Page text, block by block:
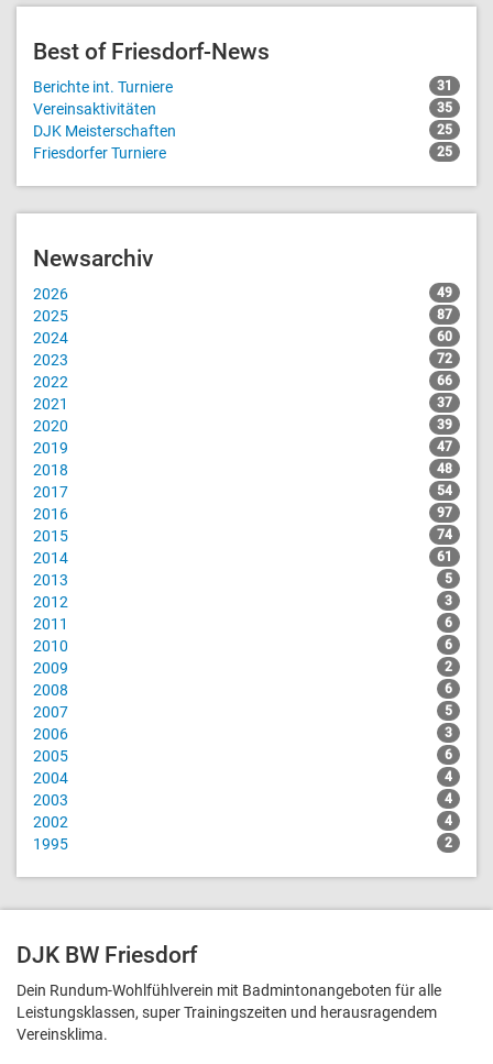
Best of Friesdorf-News
Berichte int. Turniere 31
Vereinsaktivitäten 35
DJK Meisterschaften 25
Friesdorfer Turniere 25
Newsarchiv
2026 49
2025 87
2024 60
2023 72
2022 66
2021 37
2020 39
2019 47
2018 48
2017 54
2016 97
2015 74
2014 61
2013 5
2012 3
2011 6
2010 6
2009 2
2008 6
2007 5
2006 3
2005 6
2004 4
2003 4
2002 4
1995 2
DJK BW Friesdorf
Dein Rundum-Wohlfühlverein mit Badmintonangeboten für alle
Leistungsklassen, super Trainingszeiten und heraus­ragendem
Vereinsklima.